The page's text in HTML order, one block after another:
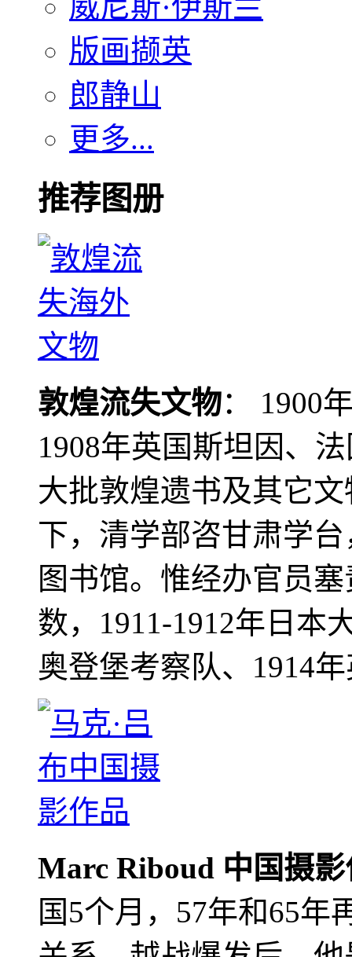
版画撷英
郎静山
更多...
推荐图册
敦煌流失文物： 1900
1908年英国斯坦因、
大批敦煌遗书及其它
下，清学部咨甘肃学
图书馆。惟经办官员
数，1911-1912年日本
奥登堡考察队、1914
Marc Riboud 中国摄
国5个月，57年和65年